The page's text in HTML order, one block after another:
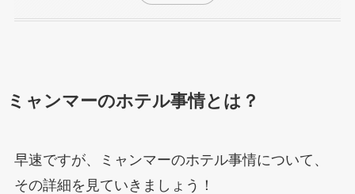
ミャンマーのホテル事情とは？
早速ですが、ミャンマーのホテル事情について、
その詳細を見ていきましょう！